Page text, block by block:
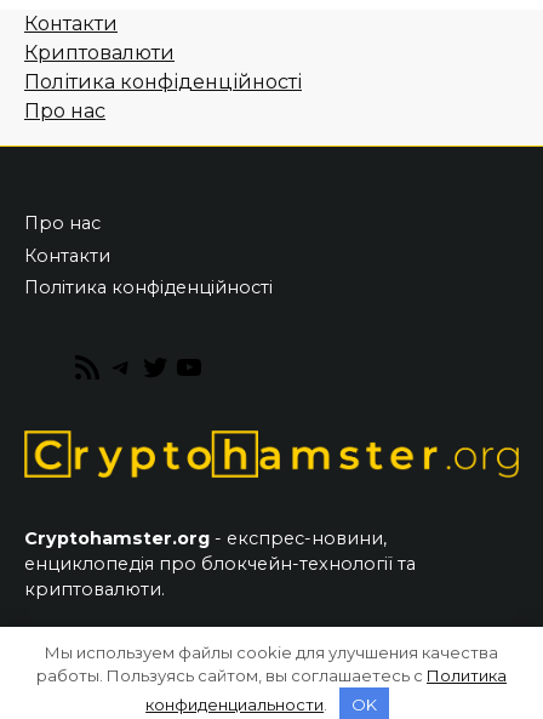
Контакти
Криптовалюти
Політика конфіденційності
Про нас
Про нас
Контакти
Політика конфіденційності
RSS
Telegram
Twitter
Cryptohamster.org - експрес-новини,
енциклопедія про блокчейн-технології та
криптовалюти.
© 2026 CryptoHamster.org
Мы используем файлы cookie для улучшения качества
работы. Пользуясь сайтом, вы соглашаетесь с Политика
конфиденциальности
OK